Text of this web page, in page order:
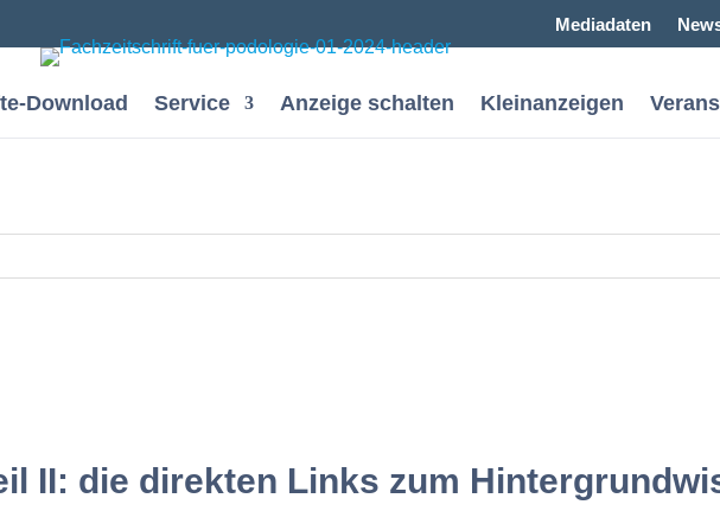
Mediadaten
Download Service Anzeige schalten Kleinanzeigen
II: die direkten Links zum